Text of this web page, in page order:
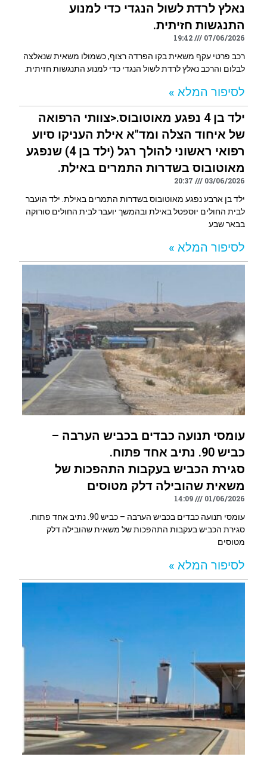
נאלץ לרדת לשול הנגדי כדי למנוע
התנגשות חזיתית.
07/06/2026
19:42
רכב פרטי עקף משאית בקו הפרדה רצוף, כשמולו משאית שנאלצה
לבלום והרכב נאלץ לרדת לשול הנגדי כדי למנוע התנגשות חזיתית.
לסיפור המלא »
ילד בן 4 נפגע מאוטובוס.<צוותי הרפואה
של איחוד הצלה ומד"א אילת העניקו סיוע
רפואי ראשוני להולך רגל (ילד בן 4) שנפגע
מאוטובוס בשדרות התמרים באילת.
03/06/2026
ילד בן ארבע נפגע מאוטובוס בשדרות התמרים באילת. ילד הועבר
לבית החולים יוספטל באילת ובהמשך יועבר לבית החולים סורוקה
בבאר שבע
לסיפור המלא »
עומסי תנועה כבדים בכביש הערבה –
כביש 90. נתיב אחד פתוח.
סגירת הכביש בעקבות התהפכות של
משאית שהובילה דלק מטוסים
01/06/2026
14:09
עומסי תנועה כבדים בכביש הערבה – כביש 90. נתיב אחד פתוח.
סגירת הכביש בעקבות התהפכות של משאית שהובילה דלק
מטוסים
לסיפור המלא »